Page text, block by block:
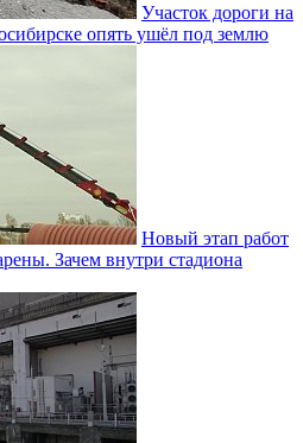
Участок дороги на
опять ушёл под землю
Новый этап работ
Зачем внутри стадиона